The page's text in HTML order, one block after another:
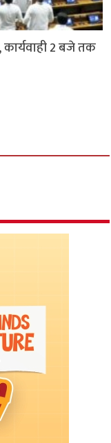
2 बजे तक